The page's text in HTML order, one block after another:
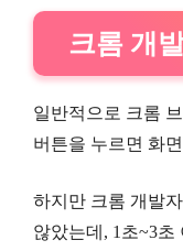
크롬 개
일반적으로 크롬
버튼을 누르면 화
하지만 크롬 개발
않았는데, 1초~3